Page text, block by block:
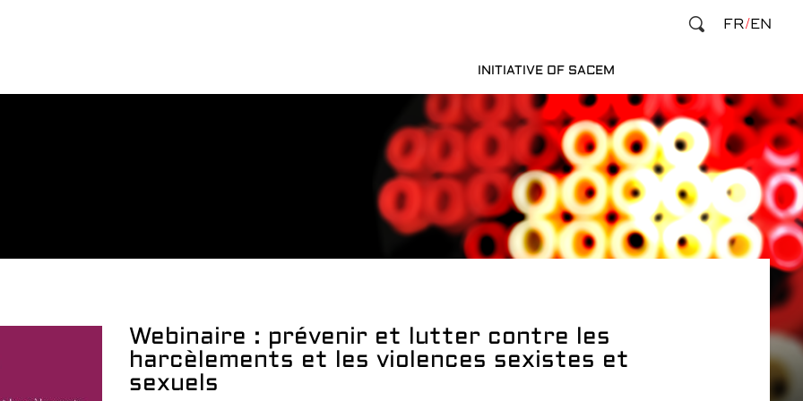
INITIATIVE OF SACEM
FR EN
Webinaire : prévenir et lutter contre les
harcèlements et les violences sexistes et
sexuels